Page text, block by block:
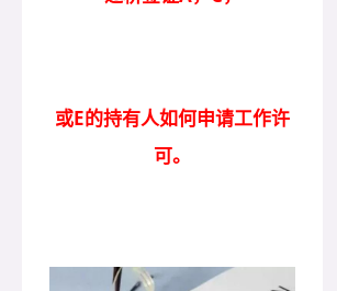
或E的持有人如何申请工作许
可。